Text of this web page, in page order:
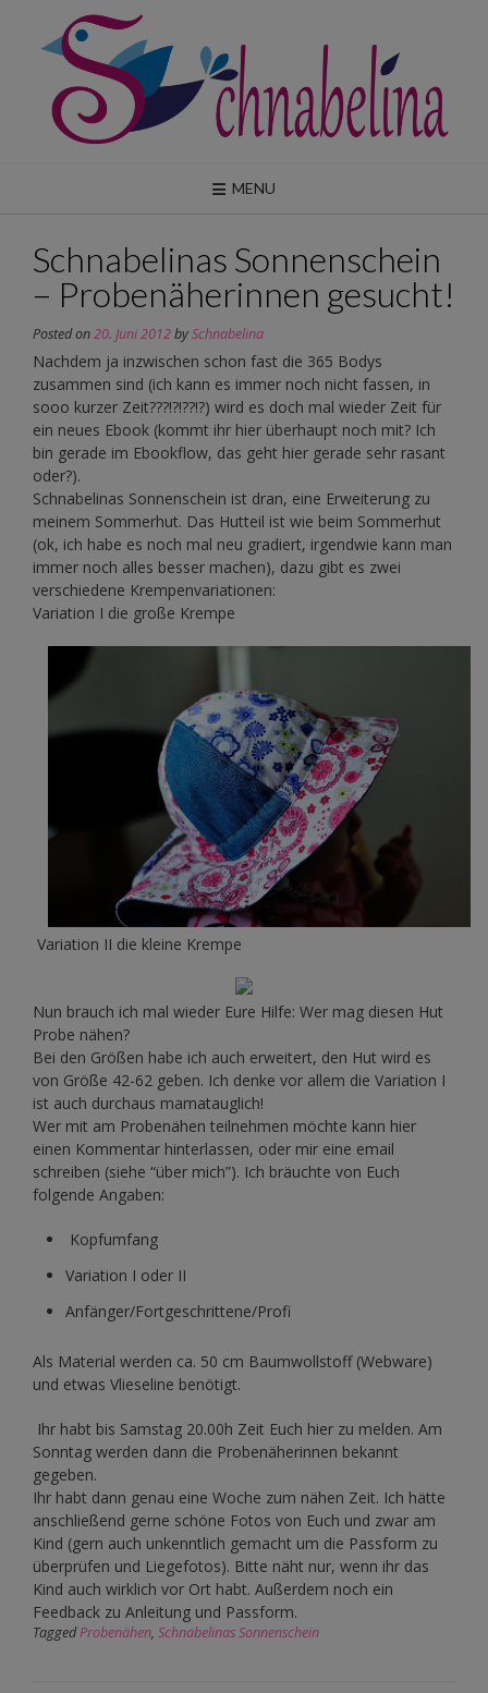
content
MENU
Schnabelinas Sonnenschein
– Probenäherinnen gesucht!
Posted on20. Juni 2012bySchnabelina
Nachdem ja inzwischen schon fast die 365 Bodys
zusammen sind (ich kann es immer noch nicht fassen, in
sooo kurzer Zeit???!?!??!?) wird es doch mal wieder Zeit für
ein neues Ebook (kommt ihr hier überhaupt noch mit? Ich
bin gerade im Ebookflow, das geht hier gerade sehr rasant
oder?).
Schnabelinas Sonnenschein ist dran, eine Erweiterung zu
meinem Sommerhut. Das Hutteil ist wie beim Sommerhut
(ok, ich habe es noch mal neu gradiert, irgendwie kann man
immer noch alles besser machen), dazu gibt es zwei
verschiedene Krempenvariationen:
Variation I die große Krempe
Variation II die kleine Krempe
Nun brauch ich mal wieder Eure Hilfe: Wer mag diesen Hut
Probe nähen?
Bei den Größen habe ich auch erweitert, den Hut wird es
von Größe 42-62 geben. Ich denke vor allem die Variation I
ist auch durchaus mamatauglich!
Wer mit am Probenähen teilnehmen möchte kann hier
einen Kommentar hinterlassen, oder mir eine email
schreiben (siehe “über mich”). Ich bräuchte von Euch
folgende Angaben:
Kopfumfang
Variation I oder II
Anfänger/Fortgeschrittene/Profi
Als Material werden ca. 50 cm Baumwollstoff (Webware)
und etwas Vlieseline benötigt.
Ihr habt bis Samstag 20.00h Zeit Euch hier zu melden. Am
Sonntag werden dann die Probenäherinnen bekannt
gegeben.
Ihr habt dann genau eine Woche zum nähen Zeit. Ich hätte
anschließend gerne schöne Fotos von Euch und zwar am
Kind (gern auch unkenntlich gemacht um die Passform zu
überprüfen und Liegefotos). Bitte näht nur, wenn ihr das
Kind auch wirklich vor Ort habt. Außerdem noch ein
Feedback zu Anleitung und Passform.
TaggedProbenähen, Schnabelinas Sonnenschein